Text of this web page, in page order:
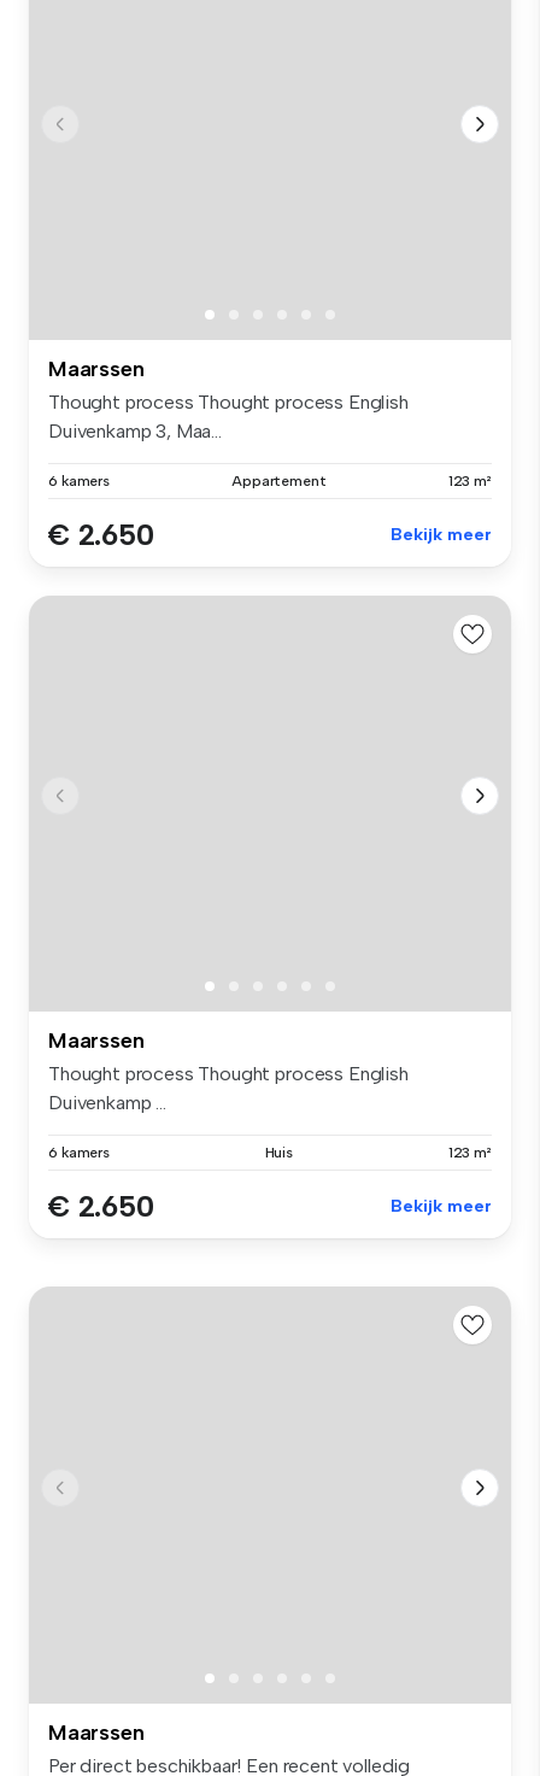
Maarssen
Thought process Thought process English
Duivenkamp 3, Maa...
6 kamers Appartement 123 m²
€ 2.650 Bekijk meer
Maarssen
Thought process Thought process English
Duivenkamp ...
6 kamers Huis 123 m²
€ 2.650 Bekijk meer
Maarssen
Per direct beschikbaar! Een recent volledig